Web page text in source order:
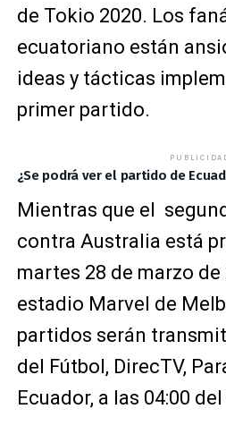
de Tokio 2020. Los
ecuatoriano están
ideas y tácticas
primer partido.
¿Se podrá ver el partido de
Mientras que el
contra Australia está
martes 28 de marzo de
estadio Marvel de
partidos serán
del Fútbol, DirecTV,
Ecuador, a las 04:00